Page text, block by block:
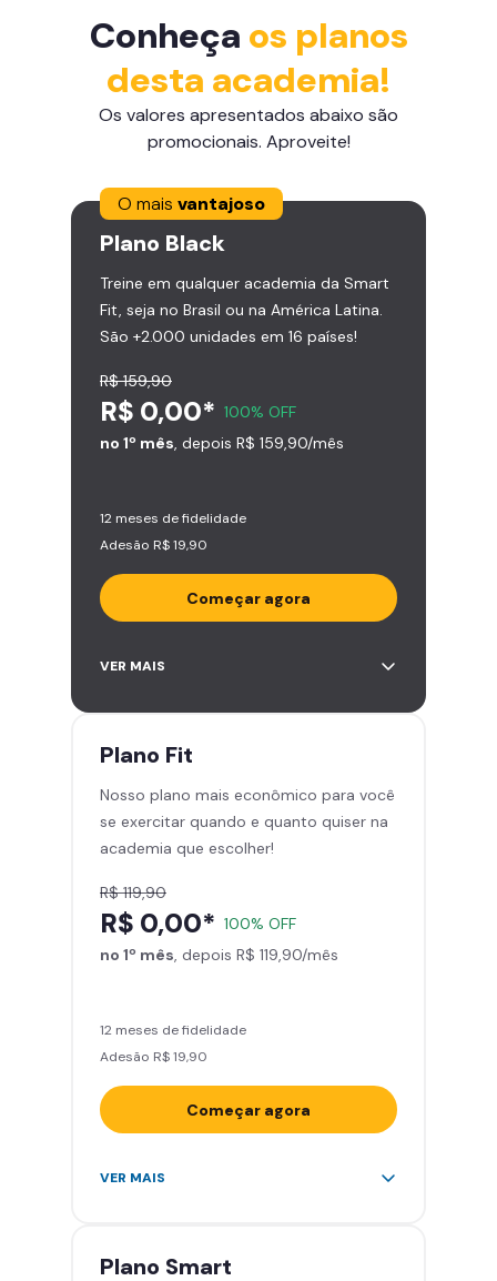
Conheça os planos
desta academia!
Os valores apresentados abaixo são
promocionais. Aproveite!
O mais vantajoso
Plano Black
Treine em qualquer academia da Smart
Fit, seja no Brasil ou na América Latina.
São +2.000 unidades em 16 países!
R$ 159,90
R$ 0,00* 100% OFF
no 1º mês, depois R$ 159,90/mês
12 meses de fidelidade
Adesão R$ 19,90
Começar agora
Acesso ilimitado a +2.000
Leve 5 amigos por mês para
Cadeira de massagem
Skeelo App (Audiobook)*
Área de musculação e aeróbicos
Smart Fit App
VER MAIS
Plano Fit
Nosso plano mais econômico para você
se exercitar quando e quanto quiser na
academia que escolher!
R$ 119,90
R$ 0,00* 100% OFF
no 1º mês, depois R$ 119,90/mês
12 meses de fidelidade
Adesão R$ 19,90
Começar agora
Acesso ilimitado a +2.000
VER MAIS
Plano Smart